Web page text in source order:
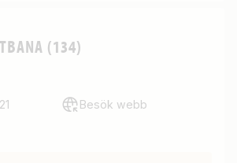
(134)
Besök webb